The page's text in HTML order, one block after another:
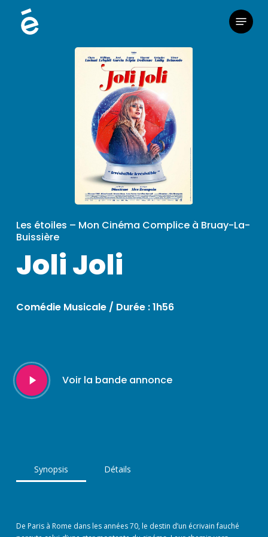
Menu
Les étoiles – Mon Cinéma Complice à Bruay-La-
Buissière
Joli Joli
Comédie Musicale / Durée : 1h56
Play
Video
Voir la bande annonce
Synopsis Détails
De Paris à Rome dans les années 70, le destin d’un écrivain fauché